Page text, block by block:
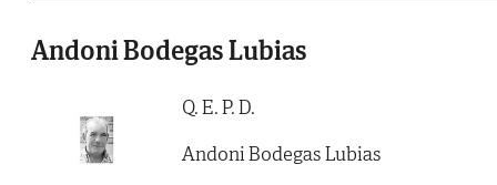
Andoni Bodegas Lubias
Q. E. P. D.
Andoni Bodegas Lubias